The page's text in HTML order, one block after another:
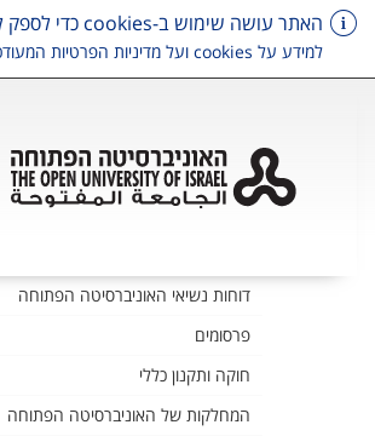
לדלג על תפריט ראשי
האתר עושה שימוש ב-cookies כדי לספק לך חווית גלישה טובה יותר, וכן למטרות סטטיסטיקה, איפיון ושיווק.
למידע על cookies ועל מדיניות הפרטיות המעודכנת,
דוחות נשיאי האוניברסיטה הפתוחה
פרסומים
חוקה ותקנון כללי
המחלקות של האוניברסיטה הפתוחה